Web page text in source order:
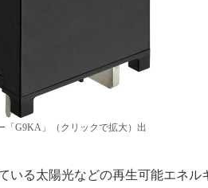
「G9KA」（クリックで拡大）出
る太陽光などの再生可能エネル